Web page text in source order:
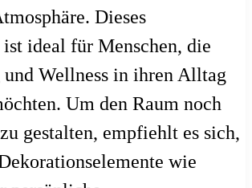
Dieses
ideal für Menschen, die
und Wellness in ihren Alltag
Um den Raum noch
gestalten, empfiehlt es sich,
wie